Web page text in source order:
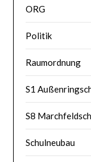
ORG
Politik
Raumordnung
S1
S8
Schulneubau